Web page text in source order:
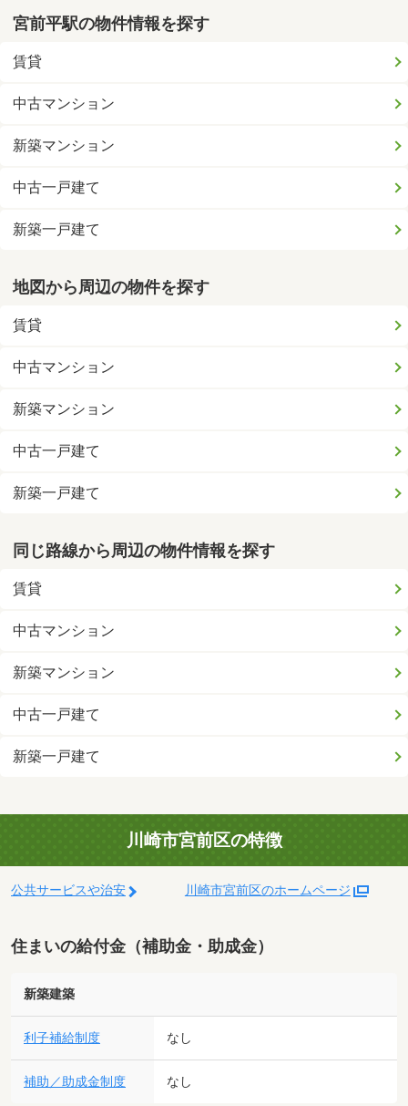
宮前平駅の物件情報を探す
賃貸
中古マンション
新築マンション
中古一戸建て
新築一戸建て
地図から周辺の物件を探す
賃貸
中古マンション
新築マンション
中古一戸建て
新築一戸建て
同じ路線から周辺の物件情報を探す
賃貸
中古マンション
新築マンション
中古一戸建て
新築一戸建て
川崎市宮前区の特徴
公共サービスや治安 川崎市宮前区のホームページ
住まいの給付金（補助金・助成金）
新築建築
利子補給制度 なし
補助／助成金制度 なし